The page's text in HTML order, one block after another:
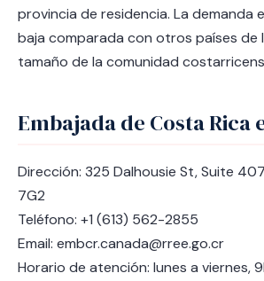
provincia de residencia. La demanda
baja comparada con otros países de
tamaño de la comunidad
Embajada de Costa Rica
Dirección: 325 Dalhousie St, Suite
7G2
Teléfono: +1 (613) 562-2855
Email: embcr.canada@rree.go.cr
Horario de atención: lunes a viernes,